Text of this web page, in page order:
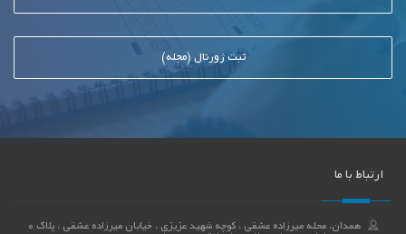
ثبت ژورنال (مجله)
ارتباط با ما
همدان، محله میرزاده عشقی ، کوچه شهید عزیزی ، خیابان میرزاده عشقی ، پلاک 0